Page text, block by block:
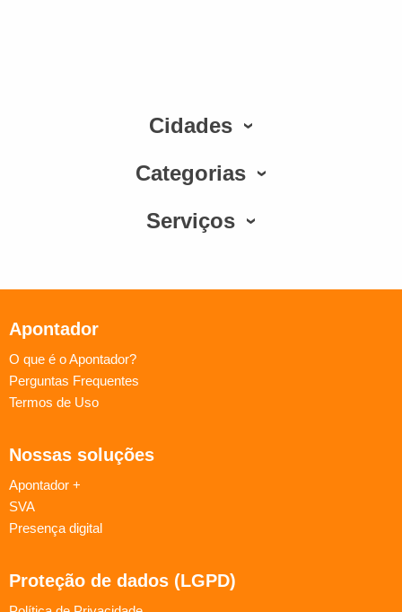
Cidades
Categorias
Serviços
Apontador
O que é o Apontador?
Perguntas Frequentes
Termos de Uso
Nossas soluções
Apontador +
SVA
Presença digital
Proteção de dados (LGPD)